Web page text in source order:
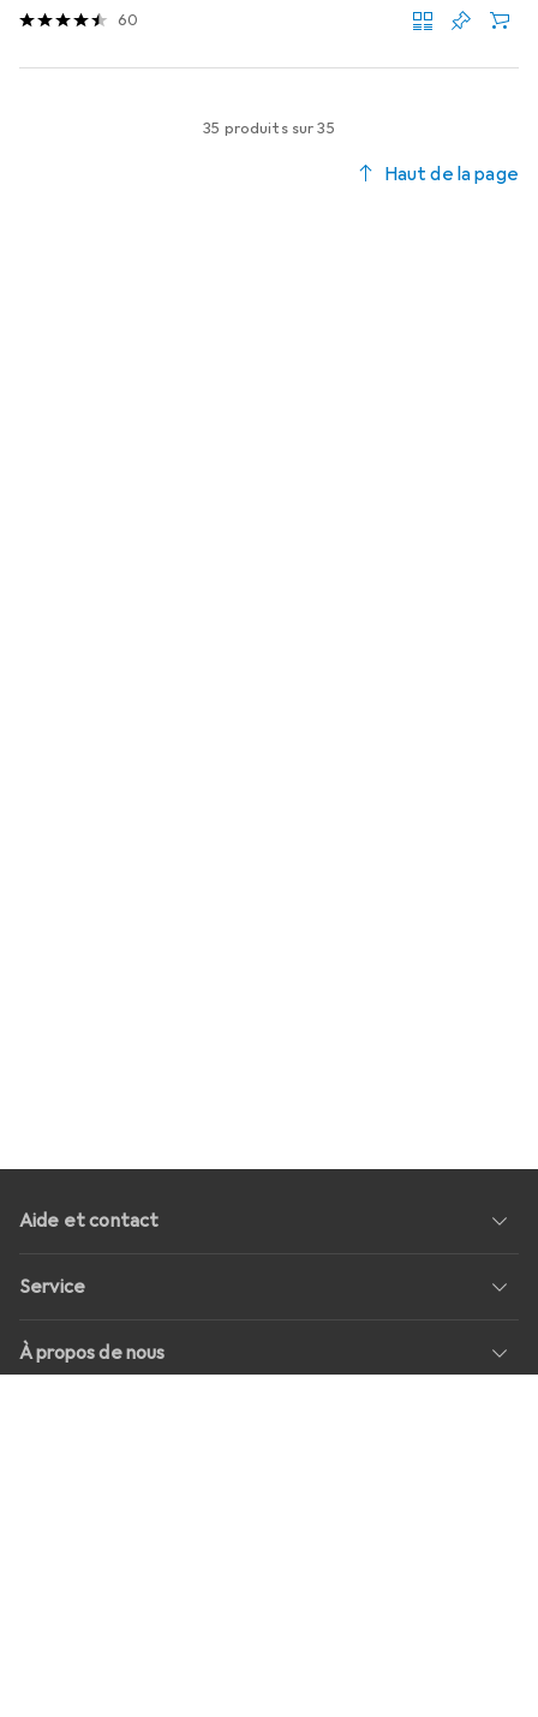
60
35 produits sur 35
Haut de la page
Aide et contact
Service
À propos de nous